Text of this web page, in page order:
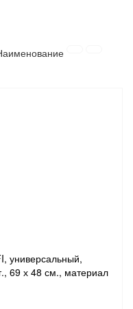
универсальный,
69 х 48 см., материал